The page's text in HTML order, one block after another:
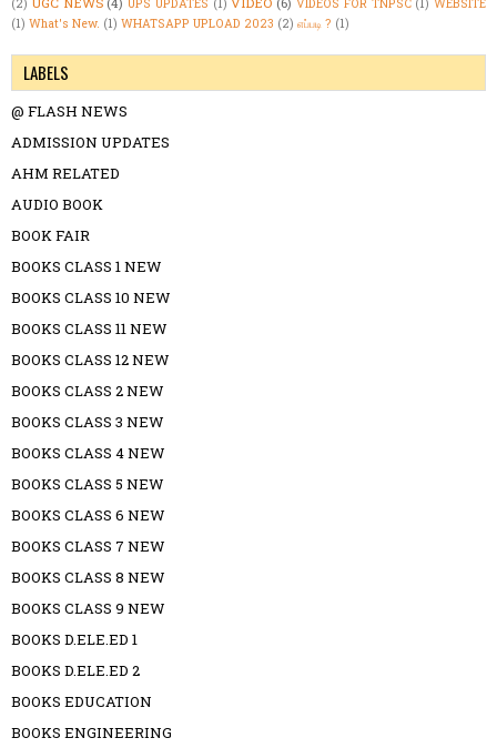
(2)
UPS UPDATES (1) VIDEOS FOR TNPSC (1) WEBSITE
(1) What's New. (1) WHATSAPP UPLOAD 2023 (2) எப்படி ? (1)
LABELS
@ FLASH NEWS
ADMISSION UPDATES
AHM RELATED
AUDIO BOOK
BOOK FAIR
BOOKS CLASS 1 NEW
BOOKS CLASS 10 NEW
BOOKS CLASS 11 NEW
BOOKS CLASS 12 NEW
BOOKS CLASS 2 NEW
BOOKS CLASS 3 NEW
BOOKS CLASS 4 NEW
BOOKS CLASS 5 NEW
BOOKS CLASS 6 NEW
BOOKS CLASS 7 NEW
BOOKS CLASS 8 NEW
BOOKS CLASS 9 NEW
BOOKS D.ELE.ED 1
BOOKS D.ELE.ED 2
BOOKS EDUCATION
BOOKS ENGINEERING